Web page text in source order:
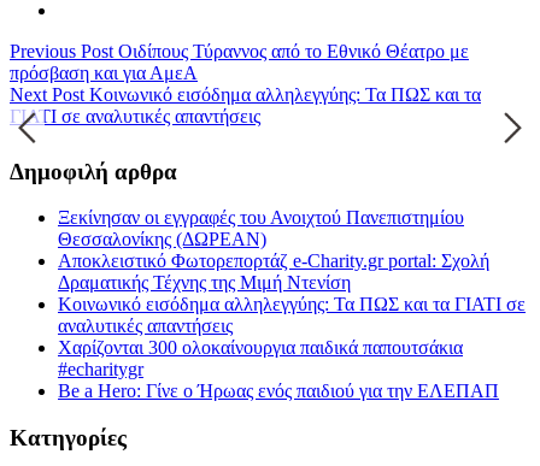
Previous Post Οιδίπους Τύραννος από το Εθνικό Θέατρο με
πρόσβαση και για ΑμεΑ
Next Post Κοινωνικό εισόδημα αλληλεγγύης: Τα ΠΩΣ και τα
ΓΙΑΤΙ σε αναλυτικές απαντήσεις
Δημοφιλή αρθρα
Ξεκίνησαν οι εγγραφές του Ανοιχτού Πανεπιστημίου
Θεσσαλονίκης (ΔΩΡΕΑΝ)
Αποκλειστικό Φωτορεπορτάζ e-Charity.gr portal: Σχολή
Δραματικής Τέχνης της Μιμή Ντενίση
Κοινωνικό εισόδημα αλληλεγγύης: Τα ΠΩΣ και τα ΓΙΑΤΙ σε
αναλυτικές απαντήσεις
Χαρίζονται 300 ολοκαίνουργια παιδικά παπουτσάκια
#echaritygr
Be a Hero: Γίνε ο Ήρωας ενός παιδιού για την ΕΛΕΠΑΠ
Κατηγορίες